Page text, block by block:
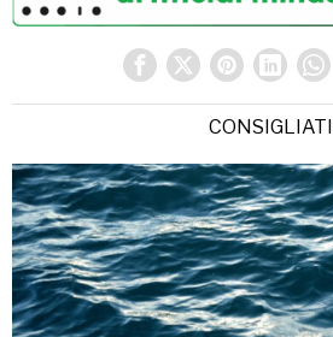
CONSIGLIATI